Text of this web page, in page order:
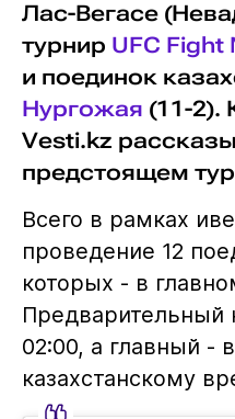
Лас-Вегасе
турнир UFC Fight
и поединок
Нургожая (11-2).
Vesti.kz
предстоящем
Всего в рамках
проведение 12
которых - в
Предварительный
02:00, а главный -
казахстанскому